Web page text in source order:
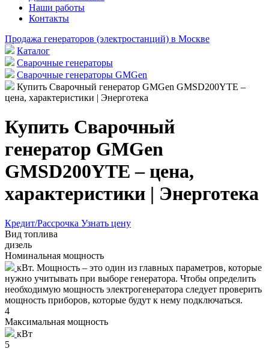
Наши работы
Контакты
Продажа генераторов (электростанций) в Москве
Каталог
Сварочные генераторы
Сварочные генераторы GMGen
Купить Сварочный генератор GMGen GMSD200YTE –
цена, характеристики | Энерготека
Купить Сварочный
генератор GMGen
GMSD200YTE – цена,
характеристики | Энерготека
Кредит/Рассрочка Узнать цену
Вид топлива
дизель
Номинальная мощность
кВт. Мощность – это один из главных параметров, которые
нужно учитывать при выборе генератора. Чтобы определить
необходимую мощность электрогенератора следует проверить
мощность приборов, которые будут к нему подключаться.
4
Максимальная мощность
кВт
5